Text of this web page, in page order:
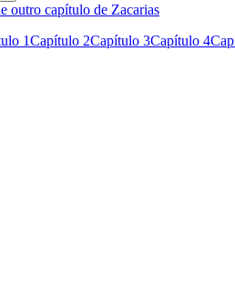
outro capítulo de Zacarias
1Capítulo 2Capítulo 3Capítulo 4